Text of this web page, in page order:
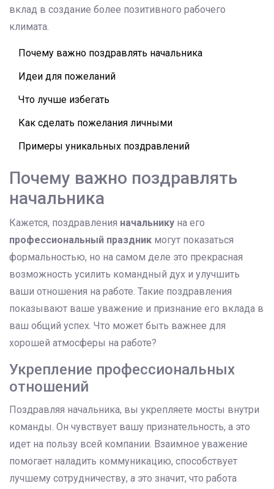
вклад в создание более позитивного рабочего
климата.
Почему важно поздравлять начальника
Идеи для пожеланий
Что лучше избегать
Как сделать пожелания личными
Примеры уникальных поздравлений
Почему важно поздравлять
начальника
Кажется, поздравления начальнику на его
профессиональный праздник могут показаться
формальностью, но на самом деле это прекрасная
возможность усилить командный дух и улучшить
ваши отношения на работе. Такие поздравления
показывают ваше уважение и признание его вклада в
ваш общий успех. Что может быть важнее для
хорошей атмосферы на работе?
Укрепление профессиональных
отношений
Поздравляя начальника, вы укрепляете мосты внутри
команды. Он чувствует вашу признательность, а это
идет на пользу всей компании. Взаимное уважение
помогает наладить коммуникацию, способствует
лучшему сотрудничеству, а это значит, что работа